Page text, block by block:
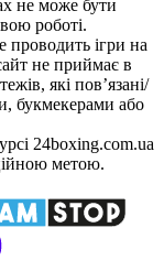
не може бути
роботі.
проводить ігри на
не приймає в
які пов’язані/
букмекерами або
24boxing.com.ua
метою.